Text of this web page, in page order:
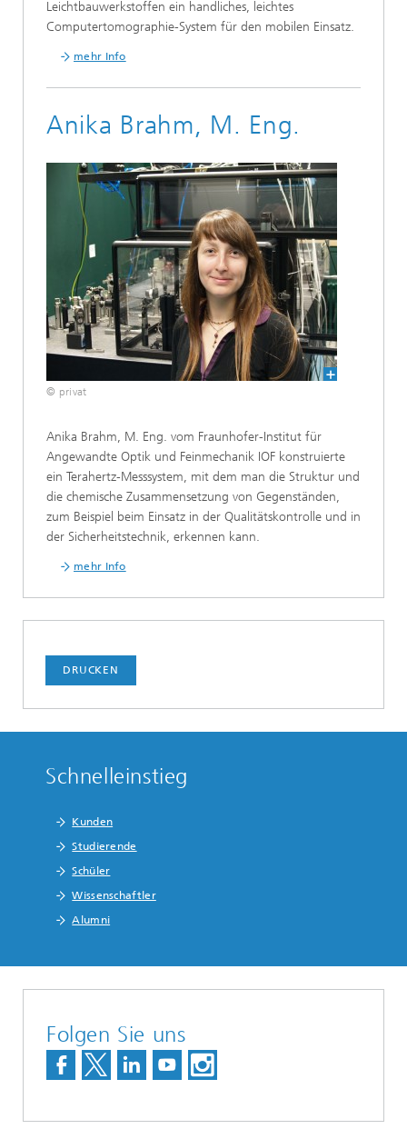
Leichtbauwerkstoffen ein handliches, leichtes
Computertomographie-System für den mobilen Einsatz.
mehr Info
Anika Brahm, M. Eng.
© privat
Anika Brahm, M. Eng. vom Fraunhofer-Institut für
Angewandte Optik und Feinmechanik IOF konstruierte
ein Terahertz-Messsystem, mit dem man die Struktur und
die chemische Zusammensetzung von Gegenständen,
zum Beispiel beim Einsatz in der Qualitätskontrolle und in
der Sicherheitstechnik, erkennen kann.
mehr Info
DRUCKEN
Schnelleinstieg
Kunden
Studierende
Schüler
Wissenschaftler
Alumni
Folgen Sie uns